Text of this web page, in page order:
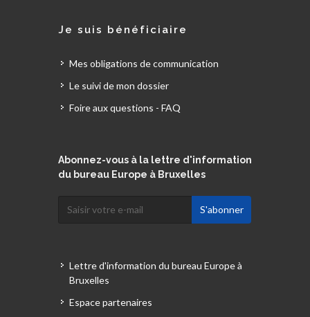
Je suis bénéficiaire
Mes obligations de communication
Le suivi de mon dossier
Foire aux questions - FAQ
Abonnez-vous à la lettre d'information
du bureau Europe à Bruxelles
Lettre d'information du bureau Europe à
Bruxelles
Espace partenaires